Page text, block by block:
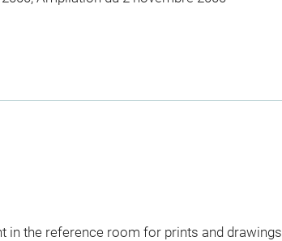
in the reference room for prints and drawings